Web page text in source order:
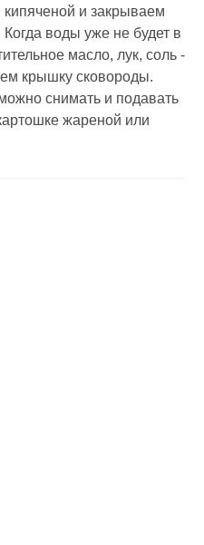
и закрываем
воды уже не будет в
масло, лук, соль -
крышку сковороды.
снимать и подавать
жареной или